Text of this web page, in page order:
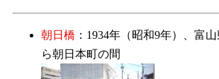
朝日橋 ：1934年（昭和9年）、富
ら朝日本町の間